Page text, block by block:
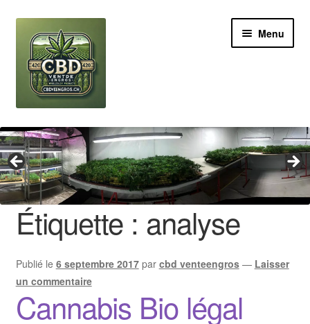
navigation
contenu
Menu
Revendeur
Grossiste Cannabis CBD
Huile de CBD
Boutures de CBD
Contact
Étiquette : analyse
Publié le 6 septembre 2017 par cbd venteengros — Laisser
un commentaire
Cannabis Bio légal